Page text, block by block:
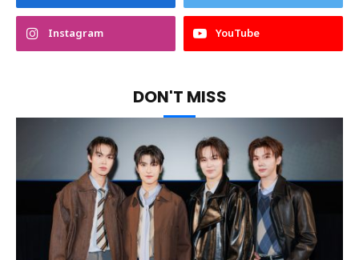
Instagram YouTube
DON'T MISS